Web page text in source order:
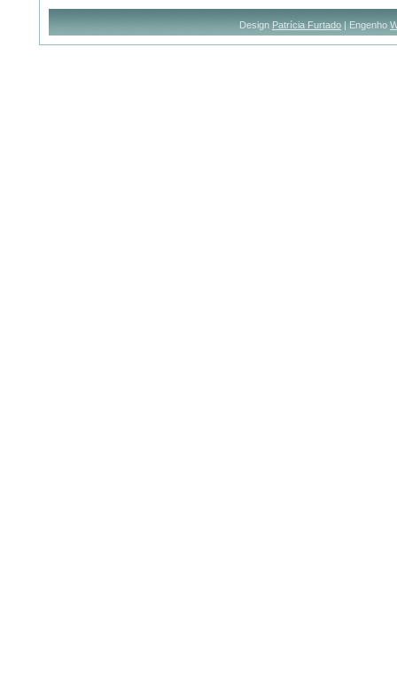
Design Patrícia Furtado | Engenho